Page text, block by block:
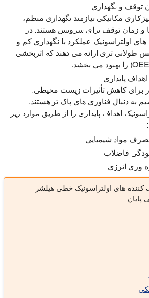
توقف و نگهداری
مکانیکی نیازمند نگهداری منظم،
زمان توقف برای سرویس هستند. در
اولتراسونیک عملکرد با نگهداری کم و
طولانی تری ارائه می دهند که اثربخشی
پایداری
برای کاهش تأثیرات زیست محیطی،
به دنبال فناوری های پاک تر هستند.
اهداف پایداری را از طریق موارد زیر
مواد شیمیایی
فاضلاب
وری انرژی
کننده های اولتراسونیک خطی هیلشر
پایان